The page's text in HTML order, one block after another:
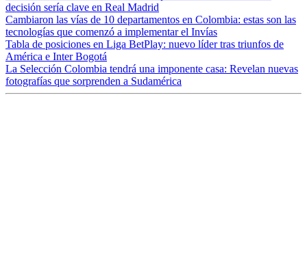
decisión sería clave en Real Madrid
Cambiaron las vías de 10 departamentos en Colombia: estas son las
tecnologías que comenzó a implementar el Invías
Tabla de posiciones en Liga BetPlay: nuevo líder tras triunfos de
América e Inter Bogotá
La Selección Colombia tendrá una imponente casa: Revelan nuevas
fotografías que sorprenden a Sudamérica